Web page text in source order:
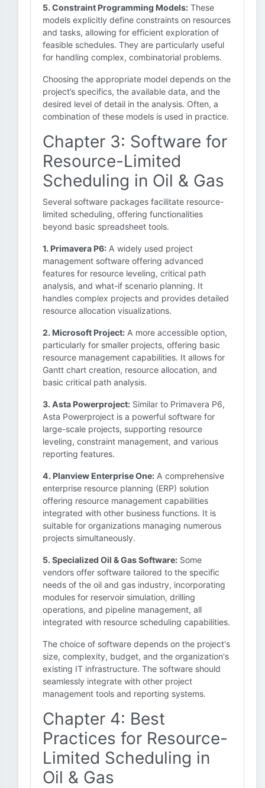
5. Constraint Programming Models: These
models explicitly define constraints on resources
and tasks, allowing for efficient exploration of
feasible schedules. They are particularly useful
for handling complex, combinatorial problems.
Choosing the appropriate model depends on the
project’s specifics, the available data, and the
desired level of detail in the analysis. Often, a
combination of these models is used in practice.
Chapter 3: Software for
Resource-Limited
Scheduling in Oil & Gas
Several software packages facilitate resource-
limited scheduling, offering functionalities
beyond basic spreadsheet tools.
1. Primavera P6: A widely used project
management software offering advanced
features for resource leveling, critical path
analysis, and what-if scenario planning. It
handles complex projects and provides detailed
resource allocation visualizations.
2. Microsoft Project: A more accessible option,
particularly for smaller projects, offering basic
resource management capabilities. It allows for
Gantt chart creation, resource allocation, and
basic critical path analysis.
3. Asta Powerproject: Similar to Primavera P6,
Asta Powerproject is a powerful software for
large-scale projects, supporting resource
leveling, constraint management, and various
reporting features.
4. Planview Enterprise One: A comprehensive
enterprise resource planning (ERP) solution
offering resource management capabilities
integrated with other business functions. It is
suitable for organizations managing numerous
projects simultaneously.
5. Specialized Oil & Gas Software: Some
vendors offer software tailored to the specific
needs of the oil and gas industry, incorporating
modules for reservoir simulation, drilling
operations, and pipeline management, all
integrated with resource scheduling capabilities.
The choice of software depends on the project's
size, complexity, budget, and the organization's
existing IT infrastructure. The software should
seamlessly integrate with other project
management tools and reporting systems.
Chapter 4: Best
Practices for Resource-
Limited Scheduling in
Oil & Gas